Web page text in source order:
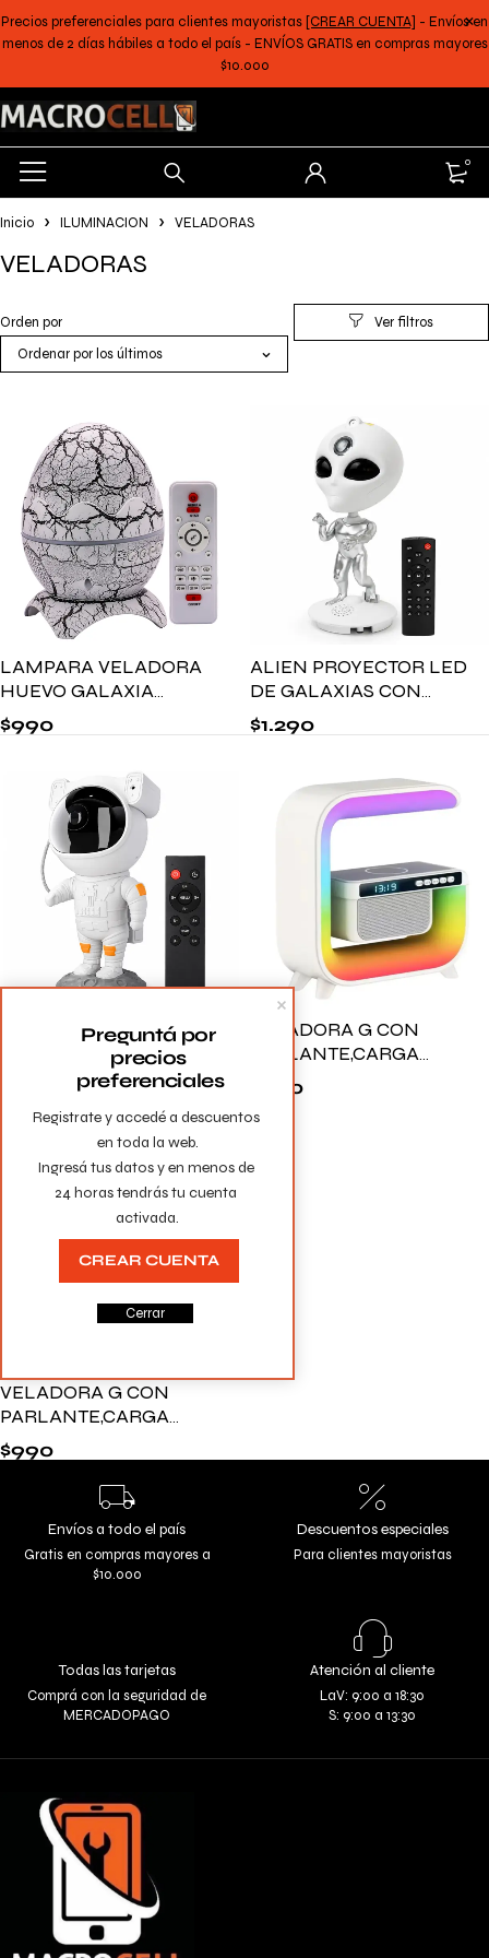
Precios preferenciales para clientes mayoristas [CREAR CUENTA] - Envíos en
menos de 2 días hábiles a todo el país - ENVÍOS GRATIS en compras mayores
$10.000
0
Inicio ILUMINACION VELADORAS
VELADORAS
Orden por
Ordenar por los últimos
LAMPARA VELADORA
HUEVO GALAXIA
16X15CM
$990
ALIEN PROYECTOR LED
DE GALAXIAS CON
PARLANTE BLUETOOTH
$1.290
ASTRONAUTA
PROYECTOR DE
ESTRELLAS Y GALAXIA
VELADORA G CON
PARLANTE,CARGA
INALAMBRICA Y LUZ
RGB G3
990
VELADORA G CON
PARLANTE,CARGA
INALAMBRICA Y LUZ
RGB X63
$990
Envíos a todo el país
Gratis en compras mayores a
$10.000
Descuentos especiales
Para clientes mayoristas
Todas las tarjetas
Comprá con la seguridad de
MERCADOPAGO
Atención al cliente
LaV: 9:00 a 18:30
S: 9:00 a 13:30
Registrate y accedé a descuentos
en toda la web.
Ingresá tus datos y en menos de
24 horas tendrás tu cuenta
activada.
Preguntá por
precios
preferenciales
CREAR CUENTA
Cerrar